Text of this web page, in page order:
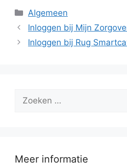
Categorieën
Algemeen
Inloggen bij Mijn
Inloggen bij Rug
naar:
Meer informatie